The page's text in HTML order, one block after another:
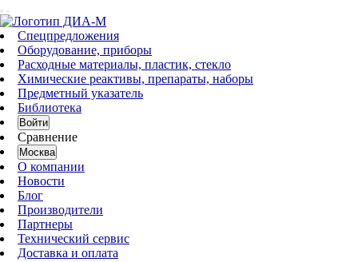
Спецпредложения
Оборудование, приборы
Расходные материалы, пластик, стекло
Химические реактивы, препараты, наборы
Предметный указатель
Библиотека
Войти
Сравнение
Москва
О компании
Новости
Блог
Производители
Партнеры
Технический сервис
Доставка и оплата